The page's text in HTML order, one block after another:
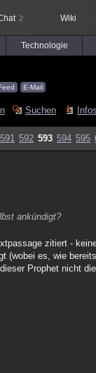
2 Wiki
Technologie
E-Mail
Suchen Infos
591 592 593 594 595
ankündigt?
zitiert -
(wobei es, wie
Prophet nicht